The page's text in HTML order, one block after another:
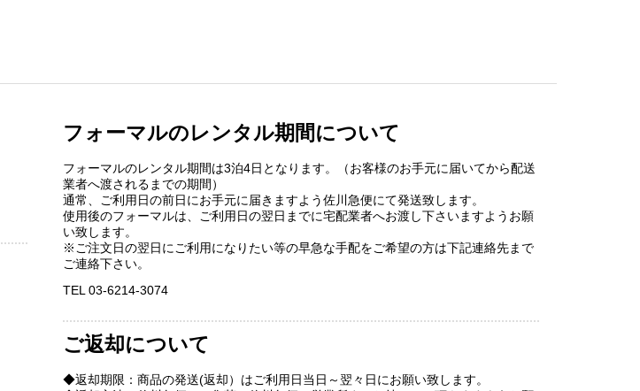
フォーマルのレンタル期間について
フォーマルのレンタル期間は3泊4日となります。（お客様のお手元に届いてから配送
業者へ渡されるまでの期間）
通常、ご利用日の前日にお手元に届きますよう佐川急便にて発送致します。
使用後のフォーマルは、ご利用日の翌日までに宅配業者へお渡し下さいますようお願
い致します。
※ご注文日の翌日にご利用になりたい等の早急な手配をご希望の方は下記連絡先まで
ご連絡下さい。
TEL 03-6214-3074
ご返却について
◆返却期限：商品の発送(返却）はご利用日当日～翌々日にお願い致します。